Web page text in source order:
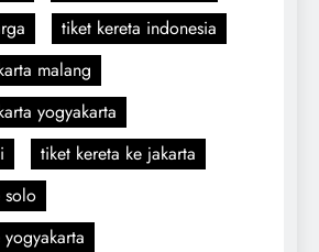
tiket kereta indonesia
malang
yogyakarta
tiket kereta ke jakarta
solo